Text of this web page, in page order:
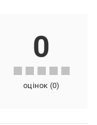
0
оцінок (0)